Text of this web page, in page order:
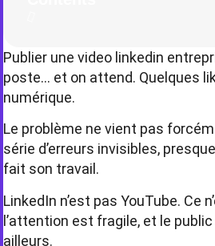
Publier une video linkedin
poste… et on attend. Quelques
numérique.
Le problème ne vient pas
série d’erreurs invisibles,
fait son travail.
LinkedIn n’est pas YouTube.
l’attention est fragile, et le
ailleurs.